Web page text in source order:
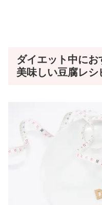
ダイエット中に
美味しい豆腐レシ